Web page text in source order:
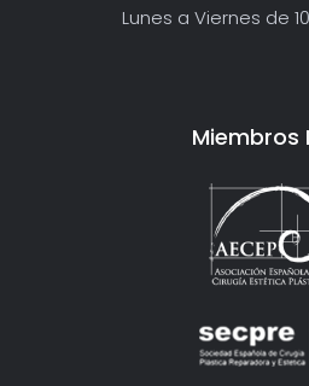
Lunes a Viernes de
Miembros